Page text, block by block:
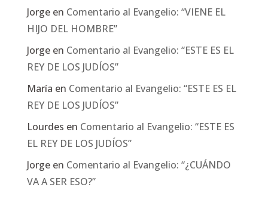
Jorgeen Comentario al Evangelio: “VIENE EL
HIJO DEL HOMBRE”
Jorgeen Comentario al Evangelio: “ESTE ES EL
REY DE LOS JUDÍOS”
María en Comentario al Evangelio: “ESTE ES EL
REY DE LOS JUDÍOS”
Lourdes en Comentario al Evangelio: “ESTE ES
EL REY DE LOS JUDÍOS”
Jorgeen Comentario al Evangelio: “¿CUÁNDO
VA A SER ESO?”